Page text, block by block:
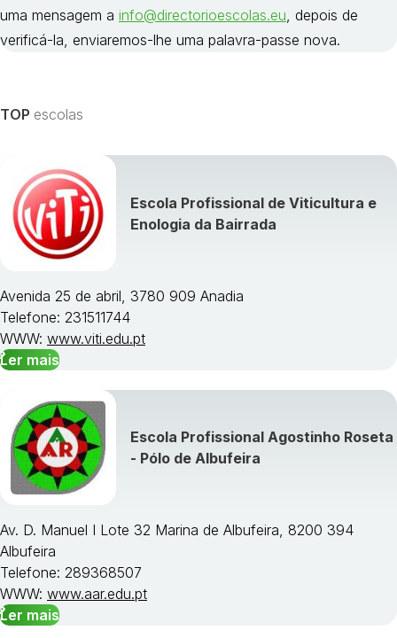
uma mensagem a info@directorioescolas.eu, depois de
verificá-la, enviaremos-lhe uma palavra-passe nova.
TOP escolas
Escola Profissional de Viticultura e
Enologia da Bairrada
Avenida 25 de abril, 3780 909 Anadia
Telefone: 231511744
WWW: www.viti.edu.pt
Ler mais
Escola Profissional Agostinho Roseta
- Pólo de Albufeira
Av. D. Manuel I Lote 32 Marina de Albufeira, 8200 394
Albufeira
Telefone: 289368507
WWW: www.aar.edu.pt
Ler mais